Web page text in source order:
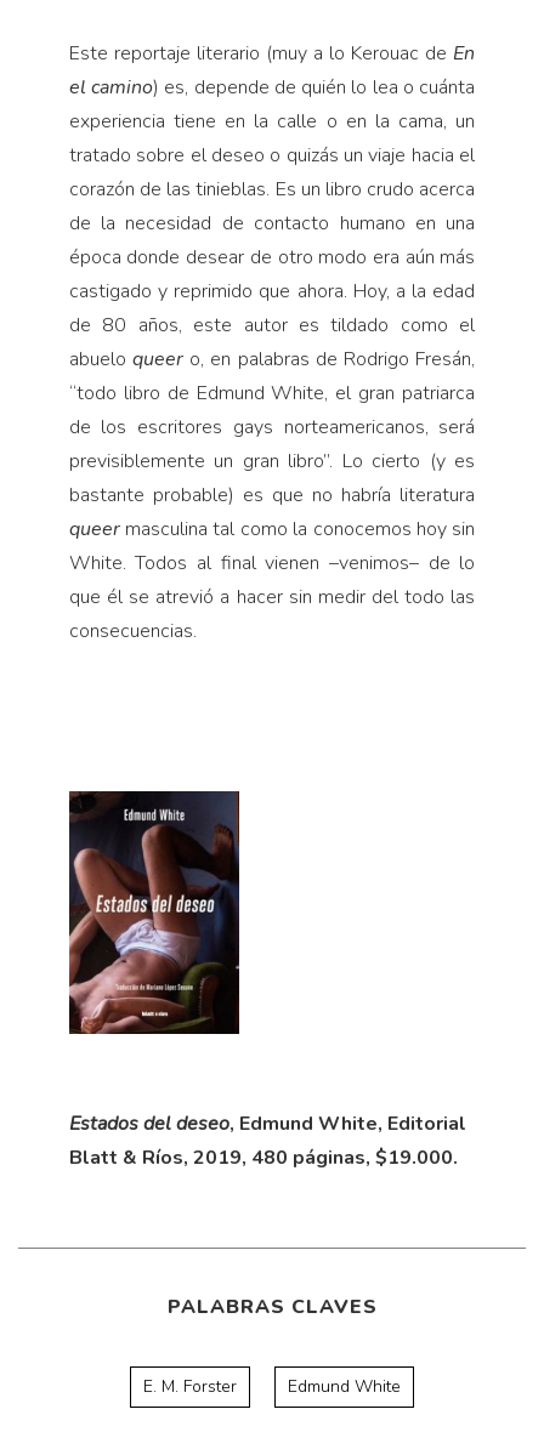
Este reportaje literario (muy a lo Kerouac de En
el camino) es, depende de quién lo lea o cuánta
expe­riencia tiene en la calle o en la cama, un
tratado sobre el deseo o quizás un viaje hacia el
corazón de las ti­nieblas. Es un libro crudo acerca
de la necesidad de contacto humano en una
época donde desear de otro modo era aún más
castigado y reprimido que ahora. Hoy, a la edad
de 80 años, este autor es tildado como el
abuelo queer o, en palabras de Rodrigo Fresán,
“todo libro de Edmund White, el gran patriarca
de los escri­tores gays norteamericanos, será
previsiblemente un gran libro”. Lo cierto (y es
bastante probable) es que no habría literatura
queer masculina tal como la conoce­mos hoy sin
White. Todos al final vienen –venimos– de lo
que él se atrevió a hacer sin medir del todo las
consecuencias.
Estados del deseo, Edmund White, Editorial
Blatt & Ríos, 2019, 480 páginas, $19.000.
PALABRAS CLAVES
E. M. Forster Edmund White